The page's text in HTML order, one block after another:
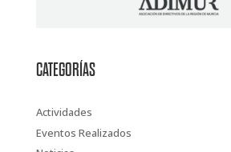
CATEGORÍAS
Actividades
Eventos Realizados